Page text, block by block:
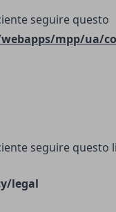
seguire questo
mpp/ua/
seguire questo
legal